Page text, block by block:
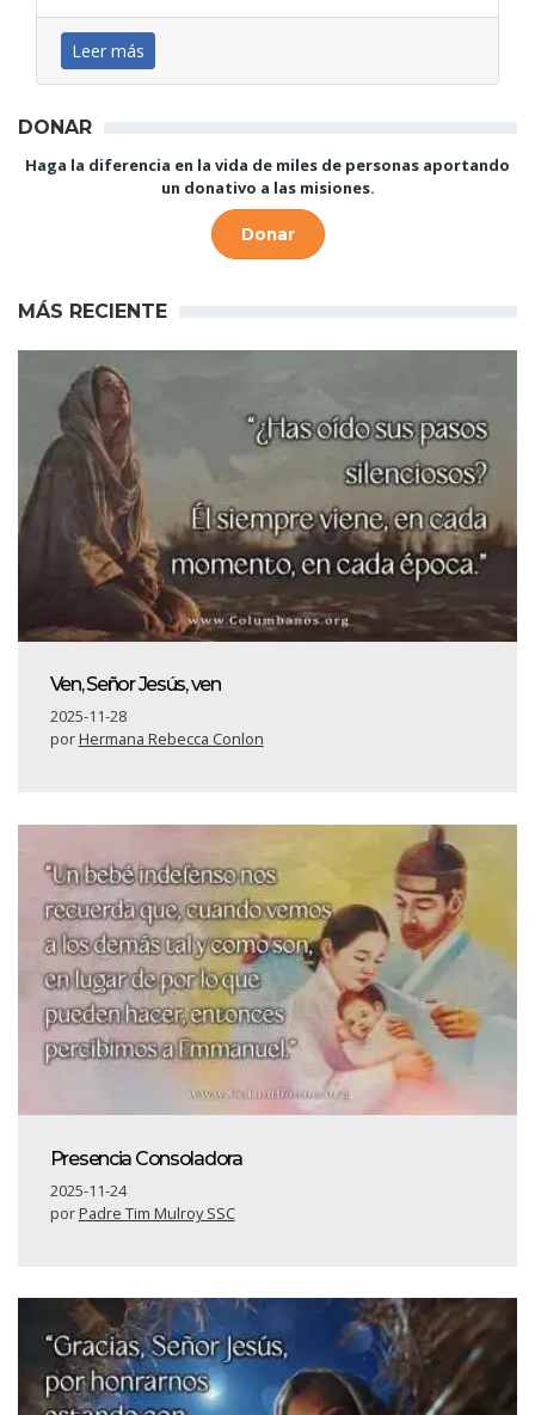
Leer más
DONAR
Haga la diferencia en la vida de miles de personas aportando
un donativo a las misiones.
Donar
MÁS RECIENTE
Ven, Señor Jesús, ven
2025-11-28
porHermana Rebecca Conlon
Presencia Consoladora
2025-11-24
porPadre Tim Mulroy SSC